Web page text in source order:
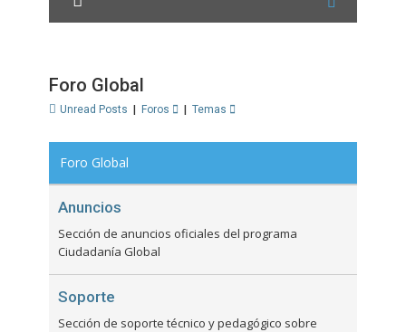
Foro Global
Unread Posts Foros Temas
Foro Global
Anuncios
Sección de anuncios oficiales del programa
Ciudadanía Global
Soporte
Sección de soporte técnico y pedagógico sobre